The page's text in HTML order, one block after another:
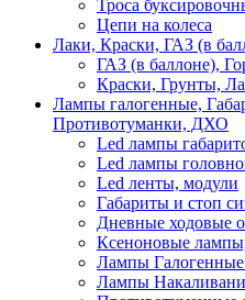
Троса
Цепи на колеса
Лаки, Краски, ГАЗ (в
ГАЗ (в баллоне),
Краски, Грунты,
Лампы галогенные,
Противотуманки, ДХО
Led лампы
Led лампы
Led ленты, модули
Габариты и стоп
Дневные ходовые
Ксеноновые
Лампы Галогенные
Лампы